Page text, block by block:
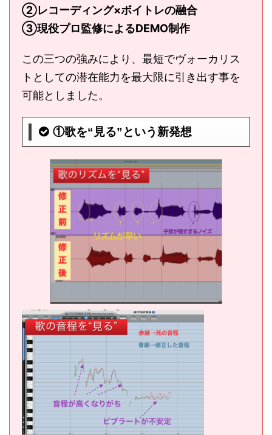
②レコーディング×ボイトレの融合
③現役プロ監修によるDEMO制作
この三つの強みにより、最短でヴォーカリス
トとしての潜在能力を最大限に引き出す事を
可能としました。
①歌を“見る”という新発想